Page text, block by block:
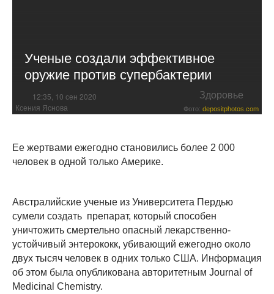
Ученые создали эффективное
оружие против супербактерии
12:35, 10 сен 2020 Здоровье
Ксения Яснова Фото: depositphotos.com
Ее жертвами ежегодно становились более 2 000
человек в одной только Америке.
Австралийские ученые из Университета Пердью
сумели создать препарат, который способен
уничтожить смертельно опасный лекарственно-
устойчивый энтерококк, убивающий ежегодно около
двух тысяч человек в одних только США. Информация
об этом была опубликована авторитетным Journal of
Medicinal Chemistry.